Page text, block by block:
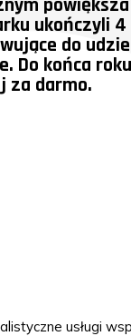
ukończyli
do
Do końca
za darmo.
usługi